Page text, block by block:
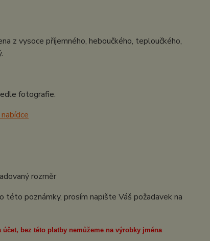
z vysoce příjemného, heboučkého, teploučkého,
fotografie.
rozměr
poznámky, prosím napište Váš požadavek na
bez této platby nemůžeme na výrobky jména